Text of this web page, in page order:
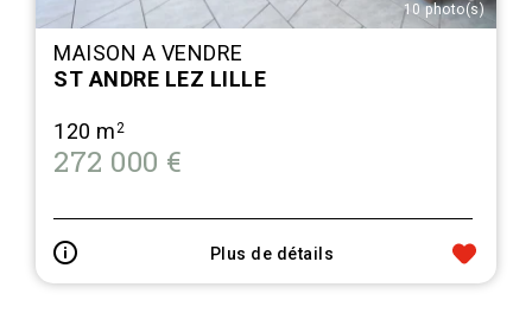
10 photo(s)
MAISON A VENDRE
ST ANDRE LEZ LILLE
120 m2
272 000 €
Plus de détails